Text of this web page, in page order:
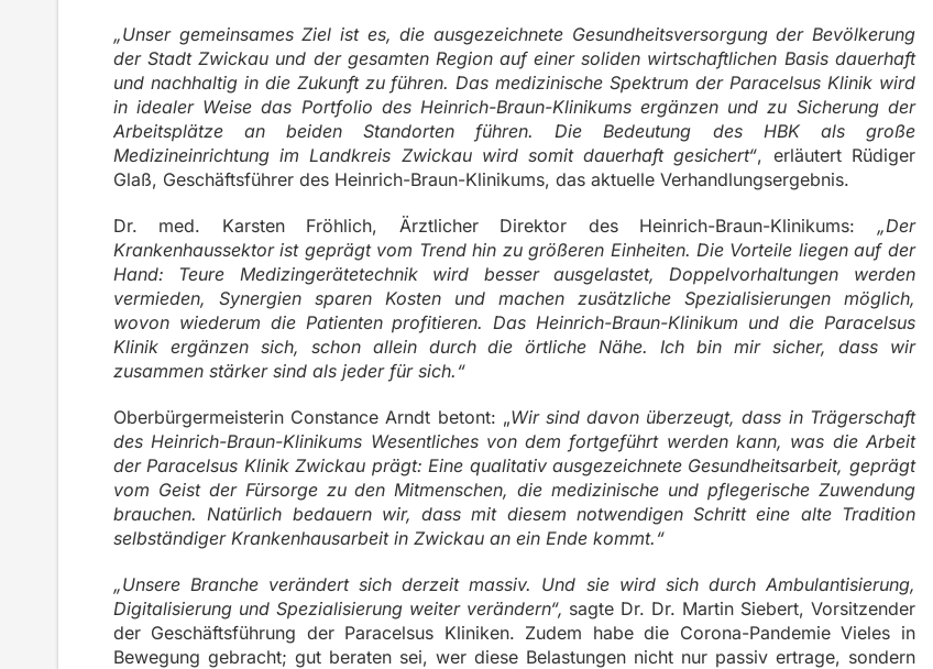
„Unser gemeinsames Ziel ist es, die ausgezeichnete Gesundheitsversorgung der Bevölkerung
der Stadt Zwickau und der gesamten Region auf einer soliden wirtschaftlichen Basis dauerhaft
und nachhaltig in die Zukunft zu führen. Das medizinische Spektrum der Paracelsus Klinik wird
in idealer Weise das Portfolio des Heinrich-Braun-Klinikums ergänzen und zu Sicherung der
Arbeitsplätze an beiden Standorten führen. Die Bedeutung des HBK als große
Medizineinrichtung im Landkreis Zwickau wird somit dauerhaft gesichert“, erläutert Rüdiger
Glaß, Geschäftsführer des Heinrich-Braun-Klinikums, das aktuelle Verhandlungsergebnis.
Dr. med. Karsten Fröhlich, Ärztlicher Direktor des Heinrich-Braun-Klinikums: „Der
Krankenhaussektor ist geprägt vom Trend hin zu größeren Einheiten. Die Vorteile liegen auf der
Hand: Teure Medizingerätetechnik wird besser ausgelastet, Doppelvorhaltungen werden
vermieden, Synergien sparen Kosten und machen zusätzliche Spezialisierungen möglich,
wovon wiederum die Patienten profitieren. Das Heinrich-Braun-Klinikum und die Paracelsus
Klinik ergänzen sich, schon allein durch die örtliche Nähe. Ich bin mir sicher, dass wir
zusammen stärker sind als jeder für sich.“
Oberbürgermeisterin Constance Arndt betont: „Wir sind davon überzeugt, dass in Trägerschaft
des Heinrich-Braun-Klinikums Wesentliches von dem fortgeführt werden kann, was die Arbeit
der Paracelsus Klinik Zwickau prägt: Eine qualitativ ausgezeichnete Gesundheitsarbeit, geprägt
vom Geist der Fürsorge zu den Mitmenschen, die medizinische und pflegerische Zuwendung
brauchen. Natürlich bedauern wir, dass mit diesem notwendigen Schritt eine alte Tradition
selbständiger Krankenhausarbeit in Zwickau an ein Ende kommt.“
„Unsere Branche verändert sich derzeit massiv. Und sie wird sich durch Ambulantisierung,
Digitalisierung und Spezialisierung weiter verändern“, sagte Dr. Dr. Martin Siebert, Vorsitzender
der Geschäftsführung der Paracelsus Kliniken. Zudem habe die Corona-Pandemie Vieles in
Bewegung gebracht; gut beraten sei, wer diese Belastungen nicht nur passiv ertrage, sondern